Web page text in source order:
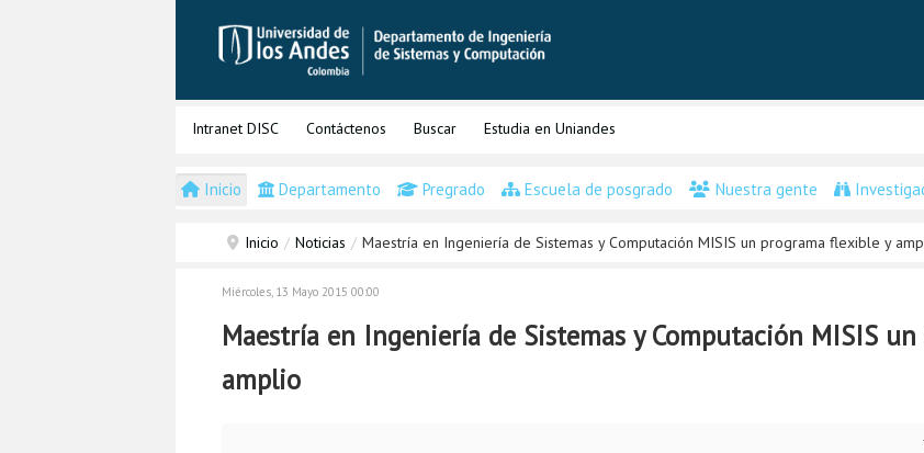
Intranet DISC Contáctenos Buscar Estudia en Uniandes
Inicio Departamento Pregrado Escuela de posgrado Nuestra gente
Inicio / Noticias / Maestría en Ingeniería de Sistemas y Computación MISIS un programa flexible y
Miércoles, 13 Mayo 2015 00:00
Maestría en Ingeniería de Sistemas y Computación MISIS
amplio